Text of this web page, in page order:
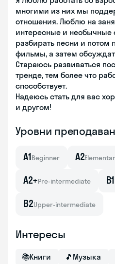
многими из них мы
отношения. Люблю на
интересные и
разбирать песни и потом
фильмы, а затем
Стараюсь развиваться
тренде, тем более что
способствует.
Надеюсь стать для вас
и другом!
Уровни
A1Beginner A2
A2+Pre-intermediate B1
B2Upper-intermediate
Интересы
📚Книги 🎵 Музыка